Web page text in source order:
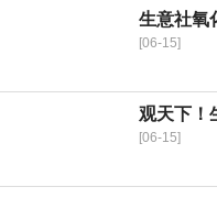
生意社氧
[06-15]
观天下！
[06-15]